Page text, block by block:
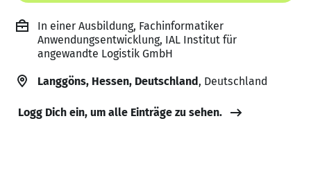
In einer Ausbildung, Fachinformatiker
Anwendungsentwicklung, IAL Institut für
angewandte Logistik GmbH
Langgöns, Hessen, Deutschland, Deutschland
Logg Dich ein, um alle Einträge zu sehen.